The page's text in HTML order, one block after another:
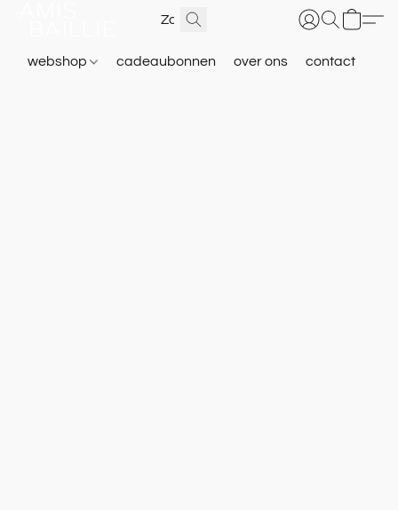
webshop cadeaubonnen over ons contact